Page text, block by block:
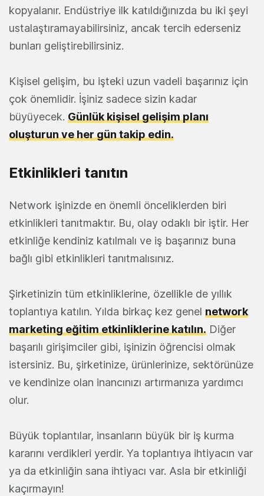
kopyalanır. Endüstriye ilk katıldığınızda bu iki şeyi
ustalaştıramayabilirsiniz, ancak tercih ederseniz
bunları geliştirebilirsiniz.
Kişisel gelişim, bu işteki uzun vadeli başarınız için
çok önemlidir. İşiniz sadece sizin kadar
büyüyecek. Günlük kişisel gelişim planı
oluşturun ve her gün takip edin.
Etkinlikleri tanıtın
Network işinizde en önemli önceliklerden biri
etkinlikleri tanıtmaktır. Bu, olay odaklı bir iştir. Her
etkinliğe kendiniz katılmalı ve iş başarınız buna
bağlı gibi etkinlikleri tanıtmalısınız.
Şirketinizin tüm etkinliklerine, özellikle de yıllık
toplantıya katılın. Yılda birkaç kez genel network
marketing eğitim etkinliklerine katılın. Diğer
başarılı girişimciler gibi, işinizin öğrencisi olmak
istersiniz. Bu, şirketinize, ürünlerinize, sektörünüze
ve kendinize olan inancınızı artırmanıza yardımcı
olur.
Büyük toplantılar, insanların büyük bir iş kurma
kararını verdikleri yerdir. Ya toplantıya ihtiyacın var
ya da etkinliğin sana ihtiyacı var. Asla bir etkinliği
kaçırmayın!